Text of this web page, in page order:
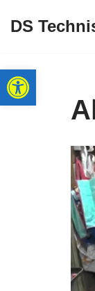
Toolbar openen
de
inhoud
DS